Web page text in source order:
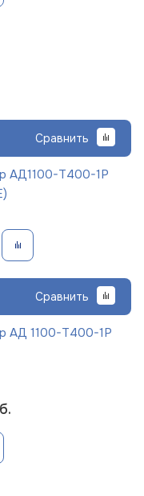
Сравнить
АД1100-Т400-1Р
Сравнить
АД 1100-Т400-1Р